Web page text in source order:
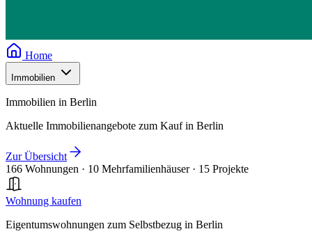
Home
Immobilien
Immobilien in Berlin
Aktuelle Immobilienangebote zum Kauf in Berlin
Zur Übersicht
166 Wohnungen · 10 Mehrfamilienhäuser · 15 Projekte
Wohnung kaufen
Eigentumswohnungen zum Selbstbezug in Berlin